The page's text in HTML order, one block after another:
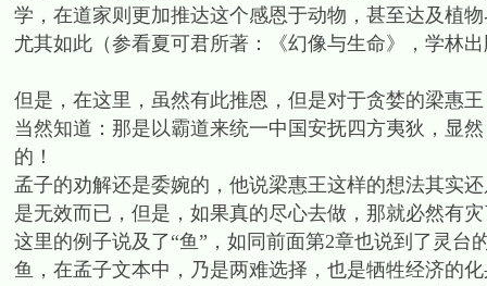
学，在道家则更加推达这个感恩于动物，甚至达及植
尤其如此（参看夏可君所著：《幻像与生命》，学林
但是，在这里，虽然有此推恩，但是对于贪婪的梁惠
当然知道：那是以霸道来统一中国安抚四方夷狄，显
的！
孟子的劝解还是委婉的，他说梁惠王这样的想法其实
是无效而已，但是，如果真的尽心去做，那就必然有
这里的例子说及了“鱼”，如同前面第2章也说到了灵台
鱼，在孟子文本中，乃是两难选择，也是牺牲经济的